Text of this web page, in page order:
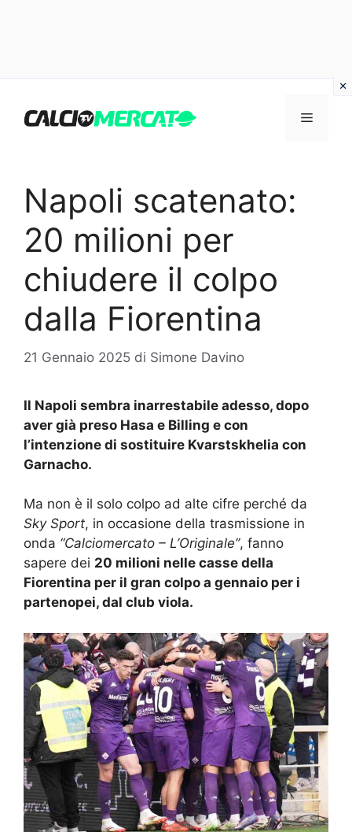
contenuto
Menu
Napoli scatenato:
20 milioni per
chiudere il colpo
dalla Fiorentina
21 Gennaio 2025 di Simone Davino
Il Napoli sembra inarrestabile adesso, dopo
aver già preso Hasa e Billing e con
l’intenzione di sostituire Kvarstskhelia con
Garnacho.
Ma non è il solo colpo ad alte cifre perché da
Sky Sport, in occasione della trasmissione in
onda “Calciomercato – L’Originale”, fanno
sapere dei 20 milioni nelle casse della
Fiorentina per il gran colpo a gennaio per i
partenopei, dal club viola.